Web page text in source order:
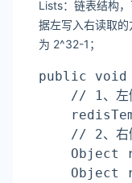
Lists：链表结构
据左写入右读取
为 2^32-1；
public void
// 1、左侧
// 2、右侧
Object
Object